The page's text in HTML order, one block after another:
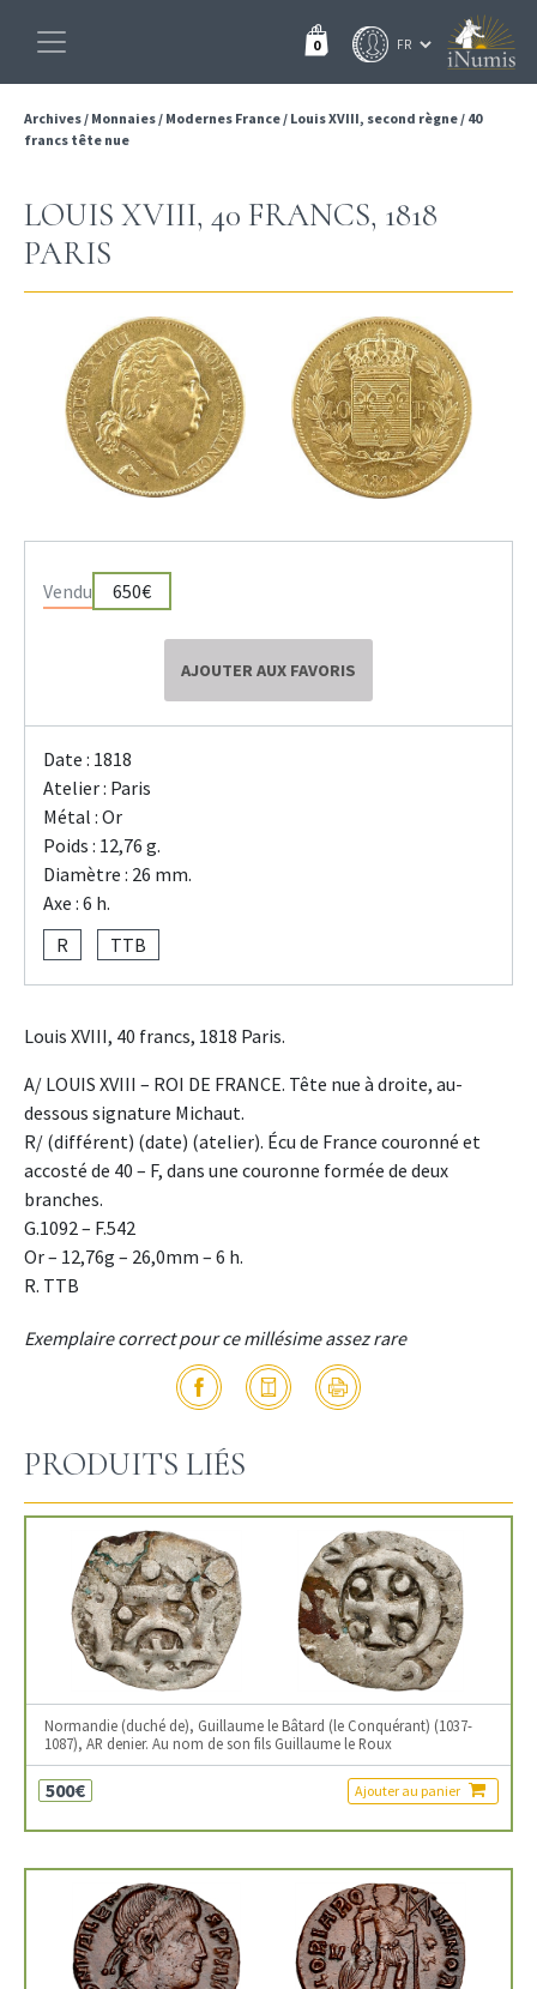
0
Archives/ Monnaies/ Modernes France/ Louis XVIII, second règne/ 40
francs tête nue
LOUIS XVIII, 40 FRANCS, 1818
PARIS
Vendu 650€
AJOUTER AUX FAVORIS
Date : 1818
Atelier : Paris
Métal : Or
Poids : 12,76 g.
Diamètre : 26 mm.
Axe : 6 h.
R
TTB
Louis XVIII, 40 francs, 1818 Paris.
A/ LOUIS XVIII – ROI DE FRANCE. Tête nue à droite, au-
dessous signature Michaut.
R/ (différent) (date) (atelier). Écu de France couronné et
accosté de 40 – F, dans une couronne formée de deux
branches.
G.1092 – F.542
Or – 12,76g – 26,0mm – 6 h.
R. TTB
Exemplaire correct pour ce millésime assez rare
PRODUITS LIÉS
Normandie (duché de), Guillaume le Bâtard (le Conquérant) (1037-
1087), AR denier. Au nom de son fils Guillaume le Roux
500€ Ajouter au panier